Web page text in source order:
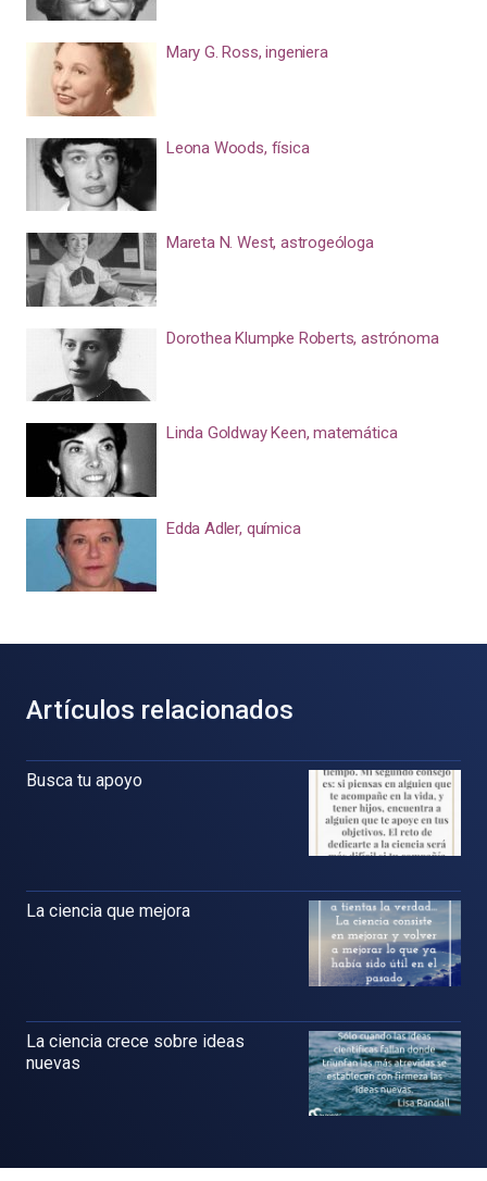
Mary G. Ross, ingeniera
Leona Woods, física
Mareta N. West, astrogeóloga
Dorothea Klumpke Roberts, astrónoma
Linda Goldway Keen, matemática
Edda Adler, química
Artículos relacionados
Busca tu apoyo
La ciencia que mejora
La ciencia crece sobre ideas
nuevas